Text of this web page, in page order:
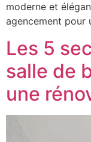
moderne et
agencement pour
Les 5
salle de
une